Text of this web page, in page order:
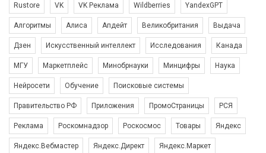
Rustore VK VK Реклама Wildberries YandexGPT
Алгоритмы Алиса Апдейт Великобритания Выдача
Дзен Искусственный интеллект Исследования Канада
МГУ Маркетплейс Минобрнауки Минцифры Наука
Нейросети Обучение Поисковые системы
Правительство РФ Приложения ПромоСтраницы РСЯ
Реклама Роскомнадзор Роскосмос Товары Яндекс
Яндекс.Вебмастер Яндекс.Директ Яндекс.Маркет